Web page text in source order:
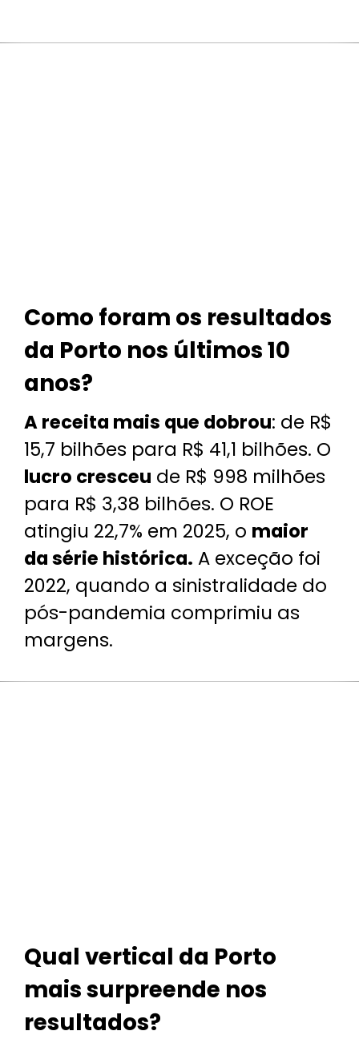
A receita mais que dobrou: de R$
15,7 bilhões para R$ 41,1 bilhões. O
lucro cresceu de R$ 998 milhões
para R$ 3,38 bilhões. O ROE
atingiu 22,7% em 2025, o maior
da série histórica. A exceção foi
2022, quando a sinistralidade do
pós-pandemia comprimiu as
margens.
Como foram os resultados
da Porto nos últimos 10
anos?
Qual vertical da Porto
mais surpreende nos
resultados?